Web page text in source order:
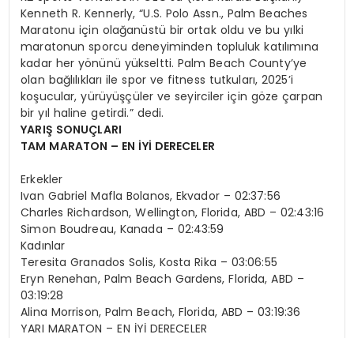
Kenneth R. Kennerly, “U.S. Polo Assn., Palm Beaches
Maratonu için olağanüstü bir ortak oldu ve bu yılki
maratonun sporcu deneyiminden topluluk katılımına
kadar her yönünü yükseltti. Palm Beach County’ye
olan bağlılıkları ile spor ve fitness tutkuları, 2025’i
koşucular, yürüyüşçüler ve seyirciler için göze çarpan
bir yıl haline getirdi.” dedi.
YARIŞ SONUÇLARI
TAM MARATON – EN İYİ DERECELER
Erkekler
Ivan Gabriel Mafla Bolanos, Ekvador – 02:37:56
Charles Richardson, Wellington, Florida, ABD – 02:43:16
Simon Boudreau, Kanada – 02:43:59
Kadınlar
Teresita Granados Solis, Kosta Rika – 03:06:55
Eryn Renehan, Palm Beach Gardens, Florida, ABD –
03:19:28
Alina Morrison, Palm Beach, Florida, ABD – 03:19:36
YARI MARATON – EN İYİ DERECELER